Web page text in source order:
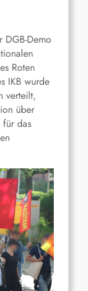
DGB-Demo
Roten
IKB wurde
verteilt,
über
das